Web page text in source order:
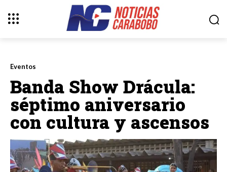
Eventos
Banda Show Drácula:
séptimo aniversario
con cultura y ascensos